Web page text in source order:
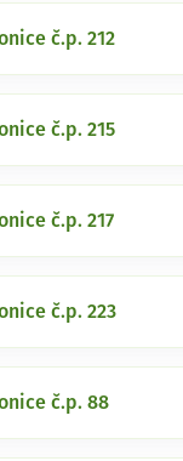
č.p. 212
č.p. 215
č.p. 217
č.p. 223
č.p. 88